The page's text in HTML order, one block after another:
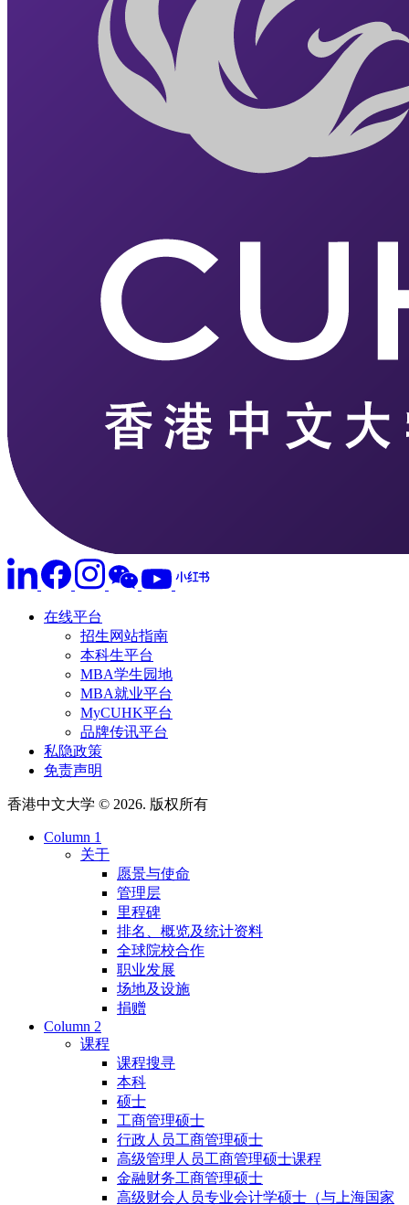
在线平台
招生网站指南
本科生平台
MBA学生园地
MBA就业平台
MyCUHK平台
品牌传讯平台
私隐政策
免责声明
香港中文大学 © 2026. 版权所有
Column 1
关于
愿景与使命
管理层
里程碑
排名、概览及统计资料
全球院校合作
职业发展
场地及设施
捐赠
Column 2
课程
课程搜寻
本科
硕士
工商管理硕士
行政人员工商管理硕士
高级管理人员工商管理硕士课程
金融财务工商管理硕士
高级财会人员专业会计学硕士（与上海国家